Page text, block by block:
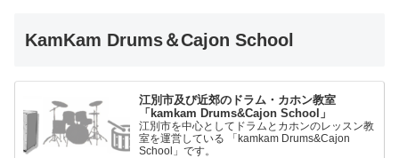
KamKam Drums＆Cajon School
江別市及び近郊のドラム・カホン教室
「kamkam Drums&Cajon School」
江別市を中心としてドラムとカホンのレッスン教
室を運営している 「kamkam Drums&Cajon
School」です。